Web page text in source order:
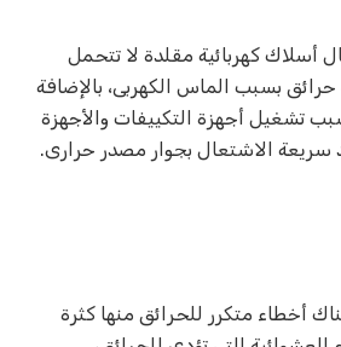
أسلاك كهربائية مقلدة لا تتحمل
بسبب الماس الكهربى، بالإضافة
تشغيل أجهزة التكييفات والأجهزة
سريعة الاشتعال بجوار مصدر حرارى.
أخطاء متكرر للحرائق منها كثرة